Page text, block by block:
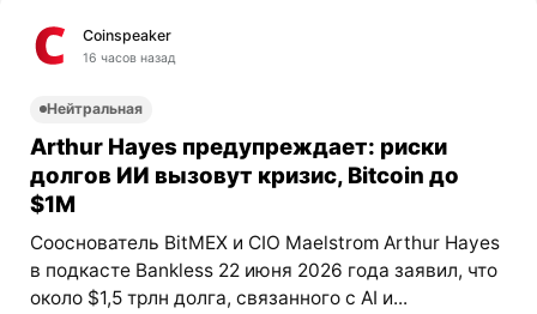
Coinspeaker
16 часов назад
Нейтральная
Arthur Hayes предупреждает: риски
долгов ИИ вызовут кризис, Bitcoin до
$1M
Сооснователь BitMEX и CIO Maelstrom Arthur Hayes
в подкасте Bankless 22 июня 2026 года заявил, что
около $1,5 трлн долга, связанного с AI и...